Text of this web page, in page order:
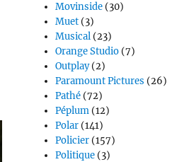
Movinside (30)
Muet (3)
Musical (23)
Orange Studio (7)
Outplay(2)
Paramount Pictures (26)
Pathé (72)
Péplum (12)
Polar (141)
Policier (157)
Politique (3)